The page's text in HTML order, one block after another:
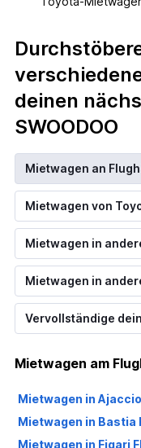
deinen
SWOODOO
Mietwagen an
Mietwagen von
Mietwagen in
Mietwagen in
Vervollständige
Mietwagen am
Mietwagen in
Mietwagen in Bastia
Mietwagen in Figari